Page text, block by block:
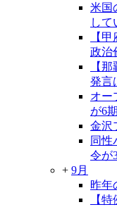
米国
して
【
政治
【
発言
オー
が6
金沢
同性
令が
+ 9月
昨年
【